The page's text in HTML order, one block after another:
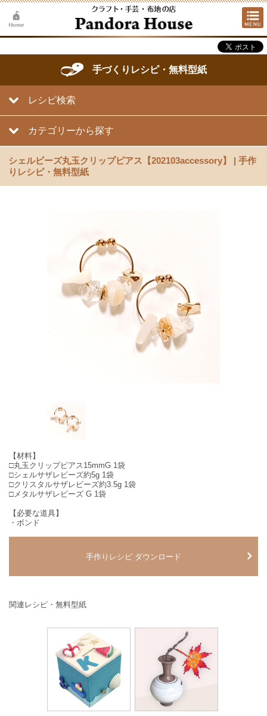
手づくりレシピ・無料型紙
レシピ検索
カテゴリーから探す
シェルビーズ丸玉クリップピアス【202103accessory】 | 手作
りレシピ・無料型紙
【材料】
□丸玉クリップピアス15mmG 1袋
□シェルサザレビーズ約5g 1袋
□クリスタルサザレビーズ約3.5g 1袋
□メタルサザレビーズ G 1袋
【必要な道具】
・ボンド
手作りレシピ ダウンロード
関連レシピ・無料型紙